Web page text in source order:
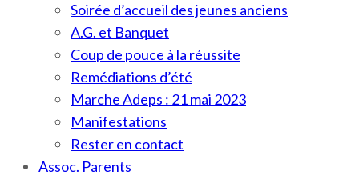
Soirée d’accueil des jeunes anciens
A.G. et Banquet
Coup de pouce à la réussite
Remédiations d’été
Marche Adeps : 21 mai 2023
Manifestations
Rester en contact
Assoc. Parents